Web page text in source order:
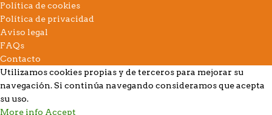
Política de cookies
Política de privacidad
Aviso legal
FAQs
Contacto
Utilizamos cookies propias y de terceros para mejorar su
navegación. Si continúa navegando consideramos que acepta
su uso.
More info Accept